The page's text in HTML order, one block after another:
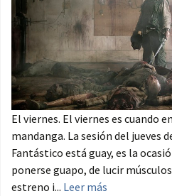
El viernes. El viernes es cuando
mandanga. La sesión del jueves
Fantástico está guay, es la
ponerse guapo, de lucir
estreno i... Leer más